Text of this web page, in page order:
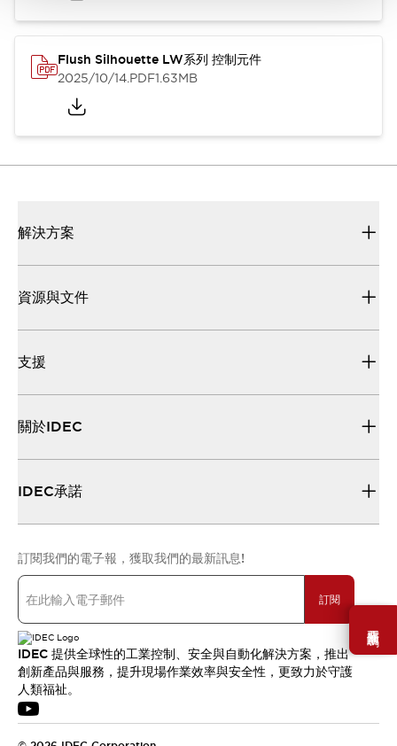
需要幫助嗎？
Flush Silhouette LW系列 控制元件
2025/10/14.PDF1.63MB
解決方案
資源與文件
支援
關於IDEC
IDEC承諾
訂閱我們的電子報，獲取我們的最新訊息!
訂閱
IDEC 提供全球性的工業控制、安全與自動化解決方案，推出
創新產品與服務，提升現場作業效率與安全性，更致力於守護
人類福祉。